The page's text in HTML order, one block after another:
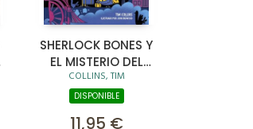
SHERLOCK BONES Y
EL MISTERIO DEL
MAGO
COLLINS, TIM
DISPONIBLE
11,95 €